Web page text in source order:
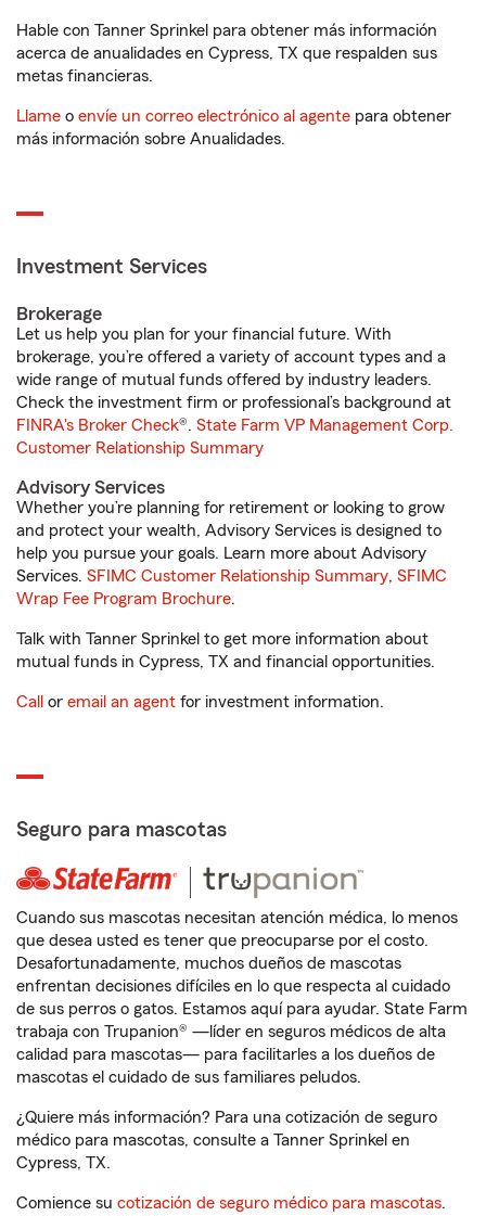
Hable con Tanner Sprinkel para obtener más información
acerca de anualidades en Cypress, TX que respalden sus
metas financieras.
Llame o envíe un correo electrónico al agente para obtener
más información sobre Anualidades.
Investment Services
Brokerage
Let us help you plan for your financial future. With
brokerage, you’re offered a variety of account types and a
wide range of mutual funds offered by industry leaders.
Check the investment firm or professional’s background at
FINRA's Broker Check®. State Farm VP Management Corp.
Customer Relationship Summary
Advisory Services
Whether you’re planning for retirement or looking to grow
and protect your wealth, Advisory Services is designed to
help you pursue your goals. Learn more about Advisory
Services. SFIMC Customer Relationship Summary, SFIMC
Wrap Fee Program Brochure.
Talk with Tanner Sprinkel to get more information about
mutual funds in Cypress, TX and financial opportunities.
Call or email an agent for investment information.
Seguro para mascotas
Cuando sus mascotas necesitan atención médica, lo menos
que desea usted es tener que preocuparse por el costo.
Desafortunadamente, muchos dueños de mascotas
enfrentan decisiones difíciles en lo que respecta al cuidado
de sus perros o gatos. Estamos aquí para ayudar. State Farm
trabaja con Trupanion® —líder en seguros médicos de alta
calidad para mascotas— para facilitarles a los dueños de
mascotas el cuidado de sus familiares peludos.
¿Quiere más información? Para una cotización de seguro
médico para mascotas, consulte a Tanner Sprinkel en
Cypress, TX.
Comience su cotización de seguro médico para mascotas.